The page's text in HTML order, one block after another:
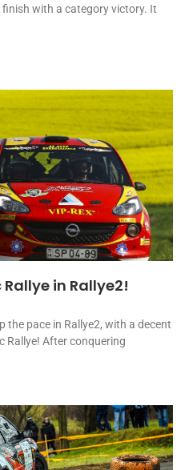
with a category victory. It
in Rallye2!
the pace in Rallye2, with a decent
Rallye! After conquering